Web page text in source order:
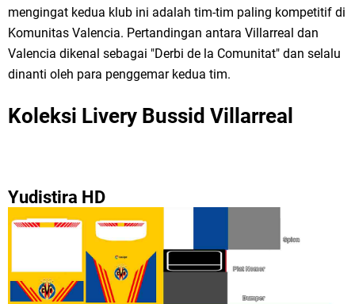
mengingat kedua klub ini adalah tim-tim paling kompetitif di
Komunitas Valencia. Pertandingan antara Villarreal dan
Valencia dikenal sebagai "Derbi de la Comunitat" dan selalu
dinanti oleh para penggemar kedua tim.
Koleksi Livery Bussid Villarreal
Yudistira HD